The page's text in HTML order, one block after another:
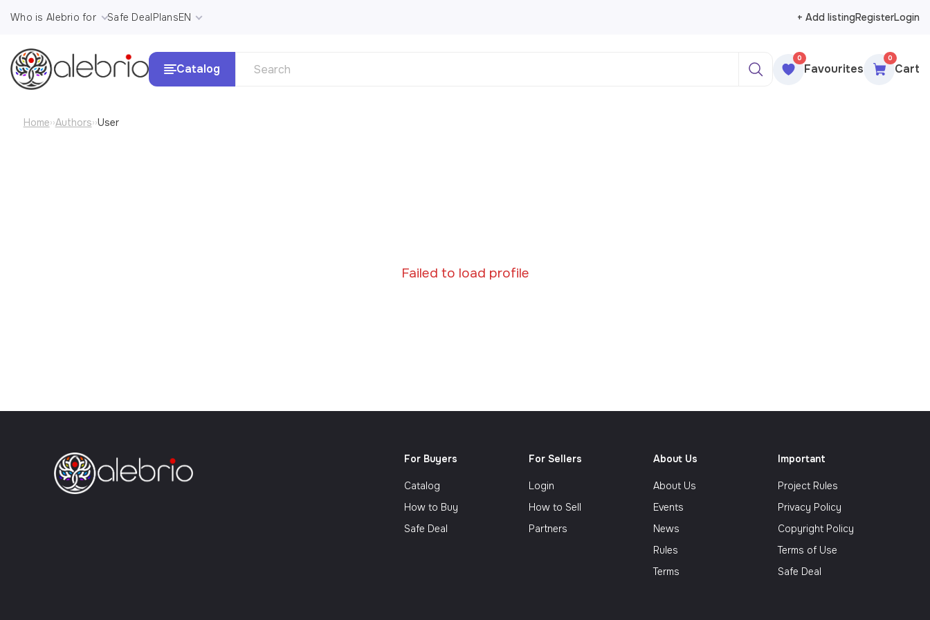
Who is Alebrio for Safe DealPlansEN + Add listingRegisterLogin
Catalog
0
Favourites
0
Cart
Home››Authors››User
Failed to load profile
For Buyers
Catalog
How to Buy
Safe Deal
For Sellers
Login
How to Sell
Partners
About Us
About Us
Events
News
Rules
Terms
Important
Project Rules
Privacy Policy
Copyright Policy
Terms of Use
Safe Deal